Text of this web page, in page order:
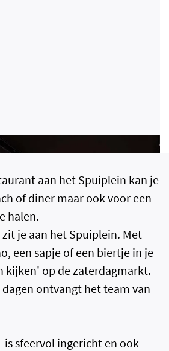
aan het Spuiplein kan je
of diner maar ook voor een
halen.
je aan het Spuiplein. Met
een sapje of een biertje in je
kijken' op de zaterdagmarkt.
ontvangt het team van
sfeervol ingericht en ook